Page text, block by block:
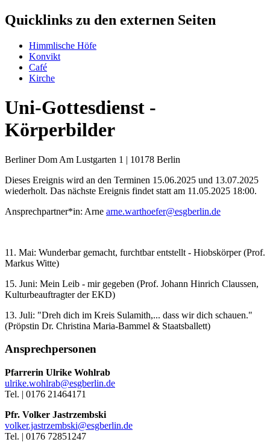
Quicklinks zu den externen Seiten
Himmlische Höfe
Konvikt
Café
Kirche
Uni-Gottesdienst -
Körperbilder
Berliner Dom Am Lustgarten 1 | 10178 Berlin
Dieses Ereignis wird an den Terminen 15.06.2025 und 13.07.2025
wiederholt. Das nächste Ereignis findet statt am 11.05.2025 18:00.
Ansprechpartner*in: Arne arne.warthoefer@esgberlin.de
11. Mai: Wunderbar gemacht, furchtbar entstellt - Hiobskörper (Prof.
Markus Witte)
15. Juni: Mein Leib - mir gegeben (Prof. Johann Hinrich Claussen,
Kulturbeauftragter der EKD)
13. Juli: "Dreh dich im Kreis Sulamith,... dass wir dich schauen."
(Pröpstin Dr. Christina Maria-Bammel & Staatsballett)
Ansprechpersonen
Pfarrerin Ulrike Wohlrab
ulrike.wohlrab@esgberlin.de
Tel. | 0176 21464171
Pfr. Volker Jastrzembski
volker.jastrzembski@esgberlin.de
Tel. | 0176 72851247